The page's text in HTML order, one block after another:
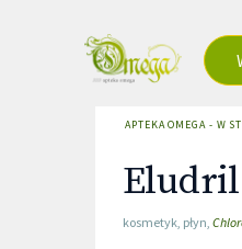
APTEKA OMEGA - W
Eludril
kosmetyk, płyn,